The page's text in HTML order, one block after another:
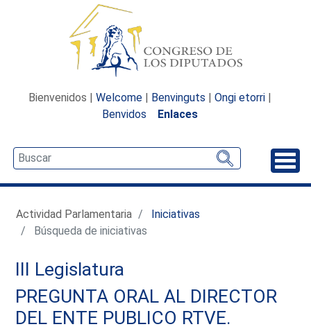
Bienvenidos | Welcome | Benvinguts | Ongi etorri |
Benvidos
Enlaces
Actividad Parlamentaria
Iniciativas
Búsqueda de iniciativas
III Legislatura
PREGUNTA ORAL AL DIRECTOR
DEL ENTE PUBLICO RTVE.